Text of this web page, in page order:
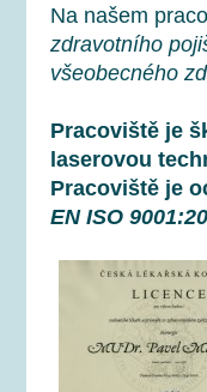
Na našem
zdravotního
všeobecného
Pracoviště je
laserovou
Pracoviště je
EN ISO